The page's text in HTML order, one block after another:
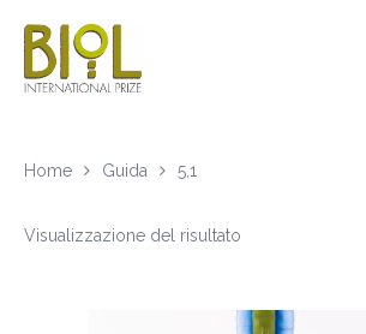
Home Guida 5,1
Visualizzazione del risultato